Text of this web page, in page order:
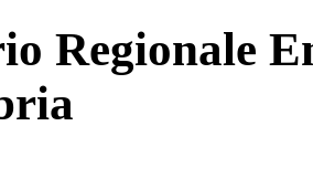
Regionale